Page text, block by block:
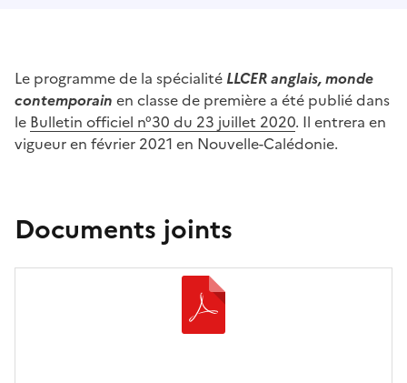
Le programme de la spécialité LLCER anglais, monde
contemporain en classe de première a été publié dans
le Bulletin officiel n°30 du 23 juillet 2020. Il entrera en
vigueur en février 2021 en Nouvelle-Calédonie.
Documents joints